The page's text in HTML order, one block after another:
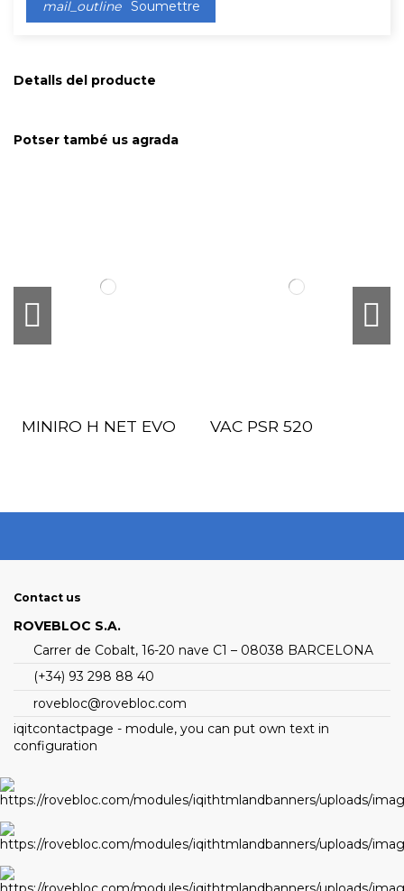
mail_outline Soumettre
Detalls del producte
Potser també us agrada
MINIRO H NET EVO VAC PSR 520
Contact us
ROVEBLOC S.A.
Carrer de Cobalt, 16-20 nave C1 – 08038 BARCELONA
(+34) 93 298 88 40
rovebloc@rovebloc.com
iqitcontactpage - module, you can put own text in
configuration